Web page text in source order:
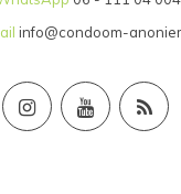
info@condoom-